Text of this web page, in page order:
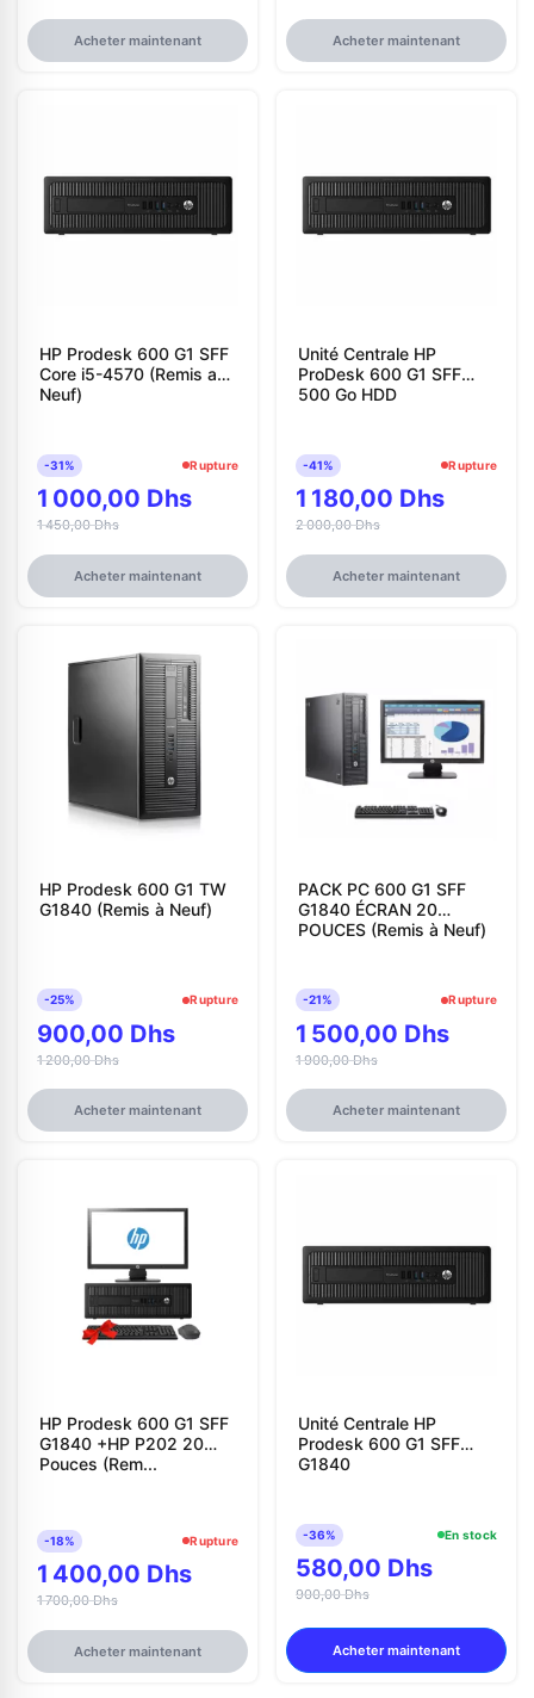
Acheter maintenant Acheter maintenant
HP Prodesk 600 G1 SFF
Core i5-4570 (Remis a
Neuf)
-31% Rupture
1 000,00 Dhs
1 450,00 Dhs
Acheter maintenant
Unité Centrale HP
ProDesk 600 G1 SFF
500 Go HDD
-41% Rupture
1 180,00 Dhs
2 000,00 Dhs
Acheter maintenant
HP Prodesk 600 G1 TW
G1840 (Remis à Neuf)
-25% Rupture
900,00 Dhs
1 200,00 Dhs
Acheter maintenant
PACK PC 600 G1 SFF
G1840 ÉCRAN 20
POUCES (Remis à Neuf)
-21% Rupture
1 500,00 Dhs
1 900,00 Dhs
Acheter maintenant
HP Prodesk 600 G1 SFF
G1840 +HP P202 20
Pouces (Rem...
-18% Rupture
1 400,00 Dhs
1 700,00 Dhs
Acheter maintenant
Unité Centrale HP
Prodesk 600 G1 SFF
G1840
-36% En stock
580,00 Dhs
900,00 Dhs
Acheter maintenant